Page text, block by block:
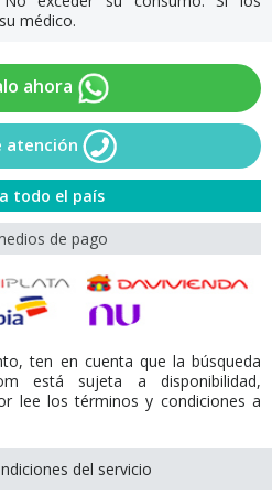
médico.
ahora
atención
todo el país
de pago
ten en cuenta que la búsqueda
está sujeta a disponibilidad,
lee los términos y condiciones a
del servicio